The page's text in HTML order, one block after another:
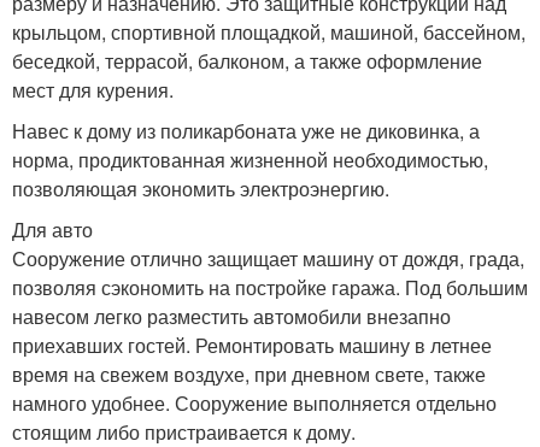
крыльцом, спортивной площадкой, машиной, бассейном,
беседкой, террасой, балконом, а также оформление
мест для курения.
Навес к дому из поликарбоната уже не диковинка, а
норма, продиктованная жизненной необходимостью,
позволяющая экономить электроэнергию.
Для авто
Сооружение отлично защищает машину от дождя, града,
позволяя сэкономить на постройке гаража. Под большим
навесом легко разместить автомобили внезапно
приехавших гостей. Ремонтировать машину в летнее
время на свежем воздухе, при дневном свете, также
намного удобнее. Сооружение выполняется отдельно
стоящим либо пристраивается к дому.